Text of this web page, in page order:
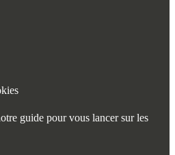
guide pour vous lancer sur les